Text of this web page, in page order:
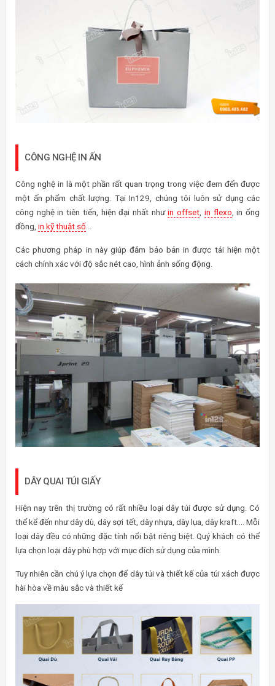
CÔNG NGHỆ IN ẤN
Công nghệ in là một phần rất quan trọng trong việc đem đến được
một ấn phẩm chất lượng. Tại In129, chúng tôi luôn sử dụng các
công nghệ in tiên tiến, hiện đại nhất nhưin offset in flexo , in ống
đồng, in kỹ thuật số
Các phương pháp in này giúp đảm bảo bản in được tái hiện một
cách chính xác với độ sắc nét cao, hình ảnh sống động.
DÂY QUAI TÚI GIẤY
Hiện nay trên thị trường có rất nhiều loại dây túi được sử dụng. Có
thể kể đến như dây dù, dây sợi tết, dây nhựa, dây lụa, dây kraft…. Mỗi
loại dây đều có những đặc tính nổi bật riêng biệt. Quý khách có thể
lựa chọn loại dây phù hợp với mục đích sử dụng của mình.
Tuy nhiên cần chú ý lựa chọn để dây túi và thiết kế của túi xách được
hài hòa về màu sắc và thiết kế